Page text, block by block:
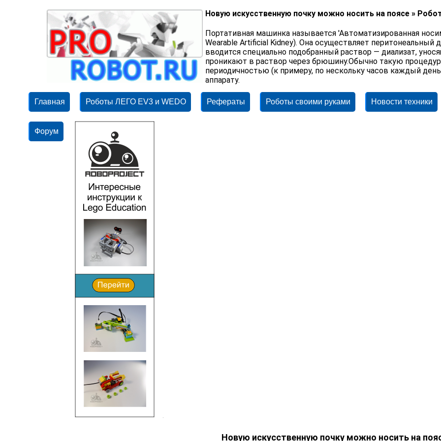
Новую искусственную почку можно носить на поясе »
Портативная машинка называется 'Автоматизированная
Wearable Artificial Kidney). Она осуществляет
вводится специально подобранный раствор — диализат,
проникают в раствор через брюшину.Обычно такую
периодичностью (к примеру, по нескольку часов каждый
аппарату.
Главная Роботы ЛЕГО EV3 и WEDO Рефераты Роботы своими руками Новости техники
Форум
Новую искусственную почку можно носить на